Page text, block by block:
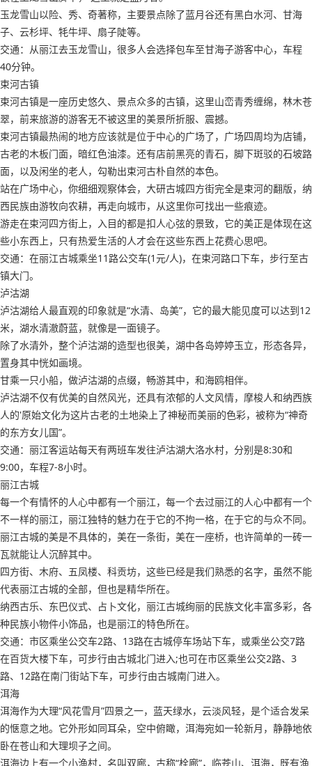
玉龙雪山以险、秀、奇著称，主要景点除了蓝月谷还有黑白水河、甘海
子、云杉坪、牦牛坪、扇子陡等。
交通：从丽江去玉龙雪山，很多人会选择包车至甘海子游客中心，车程
40分钟。
束河古镇
束河古镇是一座历史悠久、景点众多的古镇，这里山峦青秀缠绵，林木苍
翠，前来旅游的游客无不被这里的美景所折服、震撼。
束河古镇最热闹的地方应该就是位于中心的广场了，广场四周均为店铺，
古老的木板门面，暗红色油漆。还有店前黑亮的青石，脚下斑驳的石坡路
面，以及闲坐的老人，勾勒出束河古朴自然的本色。
站在广场中心，你细细观察体会，大研古城四方街完全是束河的翻版，纳
西民族由游牧向农耕，再走向城市，从这里你可找出一些痕迹。
游走在束河四方街上，入目的都是扣人心弦的景致，它的美正是体现在这
些小东西上，只有热爱生活的人才会在这些东西上花费心思吧。
交通：在丽江古城乘坐11路公交车(1元/人)，在束河路口下车，步行至古
镇大门。
泸沽湖
泸沽湖给人最直观的印象就是“水清、岛美”，它的最大能见度可以达到12
米，湖水清澈蔚蓝，就像是一面镜子。
除了水清外，整个泸沽湖的造型也很美，湖中各岛婷婷玉立，形态各异，
置身其中恍如画境。
甘乘一只小船，做泸沽湖的点缀，畅游其中，和海鸥相伴。
泸沽湖不仅有优美的自然风光，还具有浓郁的人文风情，摩梭人和纳西族
人的'原始文化为这片古老的土地染上了神秘而美丽的色彩，被称为“神奇
的东方女儿国”。
交通：丽江客运站每天有两班车发往泸沽湖大洛水村，分别是8:30和
9:00，车程7-8小时。
丽江古城
每一个有情怀的人心中都有一个丽江，每一个去过丽江的人心中都有一个
不一样的丽江，丽江独特的魅力在于它的不拘一格，在于它的与众不同。
丽江古城的美是不具体的，美在一条街，美在一座桥，也许简单的一砖一
瓦就能让人沉醉其中。
四方街、木府、五凤楼、科贡坊，这些已经是我们熟悉的名字，虽然不能
代表丽江古城的全部，但也是精华所在。
纳西古乐、东巴仪式、占卜文化，丽江古城绚丽的民族文化丰富多彩，各
种民族小物件小饰品，也是丽江的特色所在。
交通：市区乘坐公交车2路、13路在古城停车场站下车，或乘坐公交7路
在百货大楼下车，可步行由古城北门进入;也可在市区乘坐公交2路、3
路、12路在南门街站下车，可步行由古城南门进入。
洱海
洱海作为大理“风花雪月”四景之一，蓝天绿水，云淡风轻，是个适合发呆
的惬意之地。它外形如同耳朵，空中俯瞰，洱海宛如一轮新月，静静地依
卧在苍山和大理坝子之间。
洱海边上有一个小渔村，名叫双廊，古称“栓廊”，临苍山、洱海，既有渔